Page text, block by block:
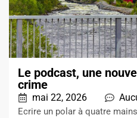
Le podcast, une
crime
mai 22, 2026
Ecrire un polar à quatre